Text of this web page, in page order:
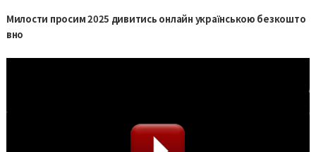
Милости просим 2025 дивитись онлайн українською безкошто
вно